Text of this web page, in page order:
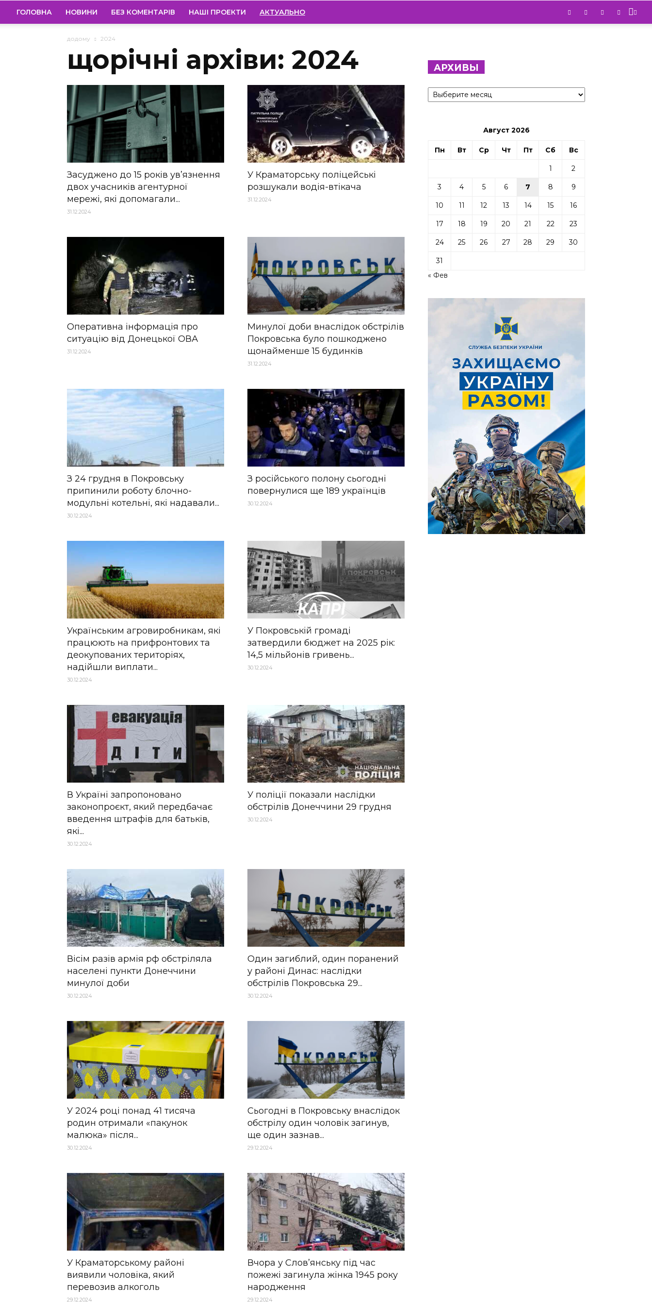
ГОЛОВНА НОВИНИ БЕЗ КОМЕНТАРІВ НАШІ ПРОЕКТИ АКТУАЛЬНО
додому 2024
щорічні архіви: 2024
Засуджено до 15 років ув’язнення
двох учасників агентурної
мережі, які допомагали...
31.12.2024
У Краматорську поліцейські
розшукали водія-втікача
31.12.2024
Оперативна інформація про
ситуацію від Донецької ОВА
31.12.2024
Минулої доби внаслідок обстрілів
Покровська було пошкоджено
щонайменше 15 будинків
31.12.2024
З 24 грудня в Покровську
припинили роботу блочно-
модульні котельні, які надавали...
30.12.2024
З російського полону сьогодні
повернулися ще 189 українців
30.12.2024
Українським агровиробникам, які
працюють на прифронтових та
деокупованих територіях,
надійшли виплати...
30.12.2024
У Покровській громаді
затвердили бюджет на 2025 рік:
14,5 мільйонів гривень...
30.12.2024
В Україні запропоновано
законопроєкт, який передбачає
введення штрафів для батьків,
які...
30.12.2024
У поліції показали наслідки
обстрілів Донеччини 29 грудня
30.12.2024
Вісім разів армія рф обстріляла
населені пункти Донеччини
минулої доби
30.12.2024
Один загиблий, один поранений
у районі Динас: наслідки
обстрілів Покровська 29...
30.12.2024
У 2024 році понад 41 тисяча
родин отримали «пакунок
малюка» після...
30.12.2024
Сьогодні в Покровську внаслідок
обстрілу один чоловік загинув,
ще один зазнав...
29.12.2024
У Краматорському районі
виявили чоловіка, який
перевозив алкоголь
29.12.2024
Вчора у Слов’янську під час
пожежі загинула жінка 1945 року
народження
29.12.2024
АРХИВЫ
Архивы
Август 2026
Пн Вт Ср Чт Пт Сб Вс
1 2
3 4 5 6 7 8 9
10 11 12 13 14 15 16
17 18 19 20 21 22 23
24 25 26 27 28 29 30
31
« Фев